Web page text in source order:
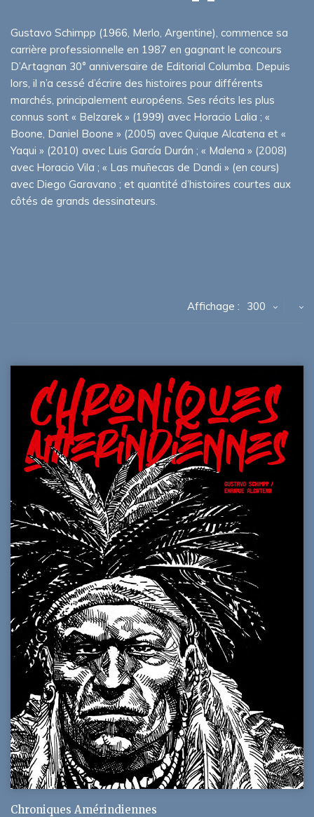
Gustavo Schimpp (1966, Merlo, Argentine), commence sa
carrière professionnelle en 1987 en gagnant le concours
D’Artagnan 30° anniversaire de Editorial Columba. Depuis
lors, il n’a cessé d’écrire des histoires pour différents
marchés, principalement européens. Ses récits les plus
connus sont « Belzarek » (1999) avec Horacio Lalia ; «
Boone, Daniel Boone » (2005) avec Quique Alcatena et «
Yaqui » (2010) avec Luis García Durán ; « Malena » (2008)
avec Horacio Vila ; « Las muñecas de Dandi » (en cours)
avec Diego Garavano ; et quantité d’histoires courtes aux
côtés de grands dessinateurs.
Affichage : 300
Chroniques Amérindiennes